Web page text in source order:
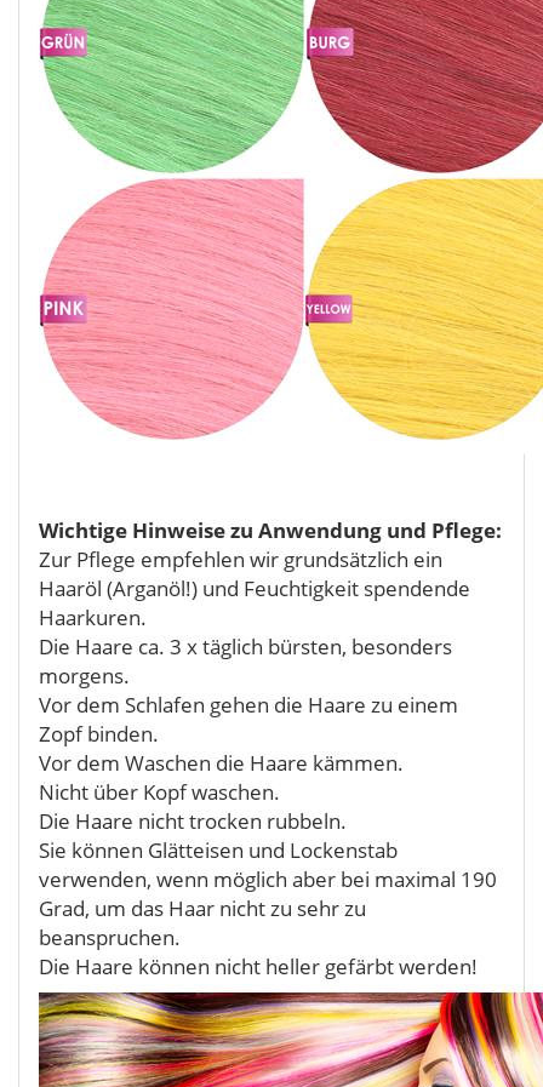
Wichtige Hinweise zu Anwendung und Pflege:
Zur Pflege empfehlen wir grundsätzlich ein
Haaröl (Arganöl!) und Feuchtigkeit spendende
Haarkuren.
Die Haare ca. 3 x täglich bürsten, besonders
morgens.
Vor dem Schlafen gehen die Haare zu einem
Zopf binden.
Vor dem Waschen die Haare kämmen.
Nicht über Kopf waschen.
Die Haare nicht trocken rubbeln.
Sie können Glätteisen und Lockenstab
verwenden, wenn möglich aber bei maximal 190
Grad, um das Haar nicht zu sehr zu
beanspruchen.
Die Haare können nicht heller gefärbt werden!